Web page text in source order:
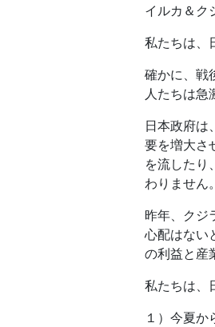
イルカ＆ク
私たちは、
確かに、戦
人たちは急
日本政府は
要を増大さ
を流したり
わりません。
昨年、クジ
心配はない
の利益と産
私たちは、
１）今夏か